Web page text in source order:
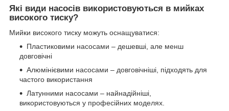
Які види насосів використовуються в мийках
високого тиску?
Мийки високого тиску можуть оснащуватися:
Пластиковими насосами – дешевші, але менш
довговічні
Алюмінієвими насосами – довговічніші, підходять для
частого використання
Латунними насосами – найнадійніші,
використовуються у професійних моделях.